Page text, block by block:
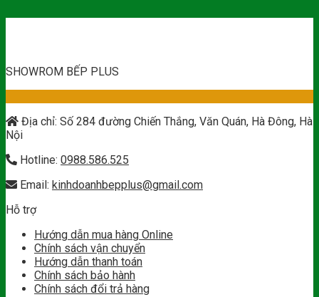
SHOWROM BẾP PLUS
Địa chỉ: Số 284 đường Chiến Thắng, Văn Quán, Hà Đông, Hà
Nội
Hotline: 0988.586.525
Email: kinhdoanhbepplus@gmail.com
Hỗ trợ
Hướng dẫn mua hàng Online
Chính sách vận chuyển
Hướng dẫn thanh toán
Chính sách bảo hành
Chính sách đổi trả hàng